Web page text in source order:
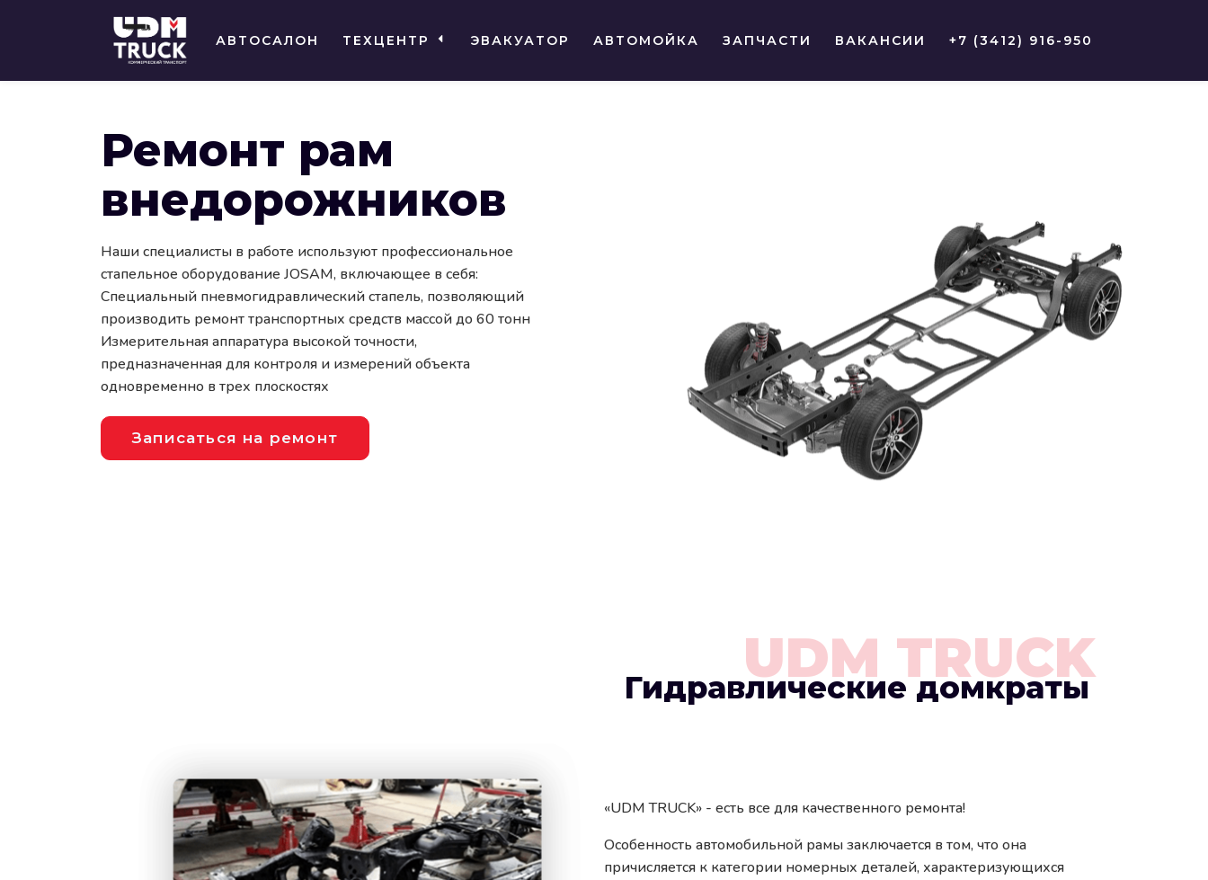
АВТОСАЛОН ТЕХЦЕНТР ЭВАКУАТОР АВТОМОЙКА ЗАПЧАСТИ ВАКАНСИИ +7 (3412) 916-950
Ремонт рам
внедорожников
Наши специалисты в работе используют профессиональное
стапельное оборудование JOSAM, включающее в себя:
Специальный пневмогидравлический стапель, позволяющий
производить ремонт транспортных средств массой до 60 тонн
Измерительная аппаратура высокой точности,
предназначенная для контроля и измерений объекта
одновременно в трех плоскостях
Записаться на ремонт
UDM TRUCK
Гидравлические домкраты
«UDM TRUCK» - есть все для качественного ремонта!
Особенность автомобильной рамы заключается в том, что она
причисляется к категории номерных деталей, характеризующихся